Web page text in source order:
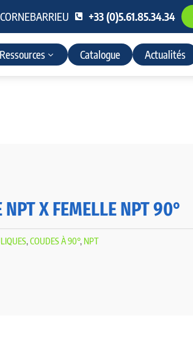
 +33 (0)5.61.85.34.34
Ressources Catalogue Actualités
X FEMELLE NPT 90°
,COUDES À 90°, NPT